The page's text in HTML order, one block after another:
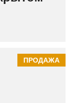
ПРОДАЖА